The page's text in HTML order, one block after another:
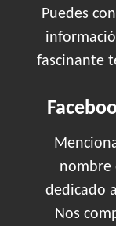
Puedes
fascinante
nombre
dedicado
Nos